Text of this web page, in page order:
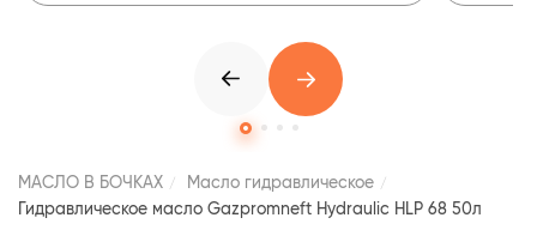
МАСЛО В БОЧКАХ
Масло гидравлическое
Гидравлическое масло Gazpromneft Hydraulic HLP 68 50л